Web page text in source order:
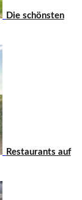
Die schönsten
Restaurants auf